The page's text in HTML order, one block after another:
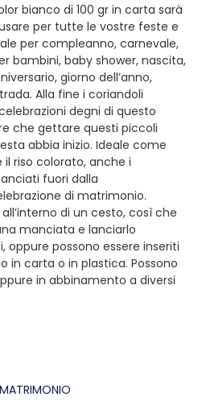
bianco di 100 gr in carta sarà
per tutte le vostre feste e
per compleanno, carnevale,
bambini, baby shower, nascita,
giorno dell’anno,
Alla fine i coriandoli
degni di questo
che gettare questi piccoli
abbia inizio. Ideale come
riso colorato, anche i
fuori dalla
di matrimonio.
di un cesto, così che
manciata e lanciarlo
possono essere inseriti
in carta o in plastica. Possono
in abbinamento a diversi